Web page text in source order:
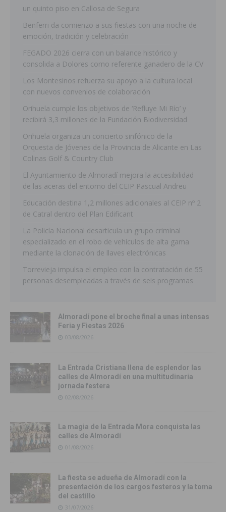
un quinto piso en Callosa de Segura
Benferri da comienzo a sus fiestas con una noche de
emoción, tradición y celebración
FEGADO 2026 cierra con un balance histórico y
consolida a Dolores como referente ganadero de la CV
Los Montesinos refuerza su apoyo a la cultura local
con nuevos convenios de colaboración
Orihuela cumple los objetivos de ‘Refluye Mi Río’ y
recibirá 3,3 millones de la Fundación Biodiversidad
Orihuela organiza un concierto sinfónico de la
Orquesta de Jóvenes de la Provincia de Alicante en Las
Colinas Golf & Country Club
El Ayuntamiento de Almoradí mejora la accesibilidad
de las aceras del entorno del CEIP Pascual Andreu
Educación destina 1,2 millones adicionales al CEIP nº 2
de Catral dentro del Plan Edificant
La Policía Nacional desarticula un grupo criminal
especializado en el robo de vehículos de alta gama
mediante la clonación de llaves electrónicas
Torrevieja impulsa el empleo con la contratación de 55
personas desempleadas a través de seis programas
Almoradí pone el broche final a unas intensas
Feria y Fiestas 2026
03/08/2026
La Entrada Cristiana llena de esplendor las
calles de Almoradí en una multitudinaria
jornada festera
02/08/2026
La magia de la Entrada Mora conquista las
calles de Almoradí
01/08/2026
La fiesta se adueña de Almoradí con la
presentación de los cargos festeros y la toma
del castillo
31/07/2026